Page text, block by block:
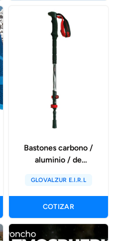
Bastones carbono /
aluminio / de
GLOVALZUR E.I.R.L
COTIZAR